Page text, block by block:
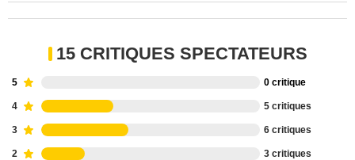
15 CRITIQUES SPECTATEURS
5 0 critique
4 5 critiques
3 6 critiques
2 3 critiques